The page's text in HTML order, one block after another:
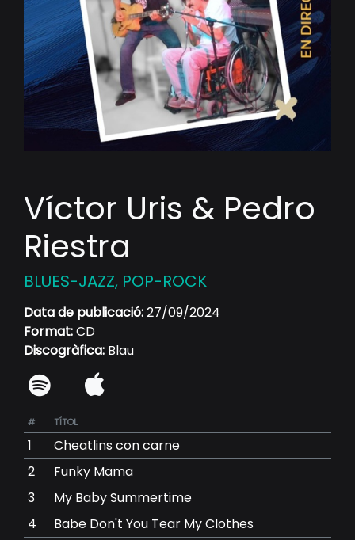
Víctor Uris & Pedro
Riestra
BLUES-JAZZ, POP-ROCK
Data de publicació:27/09/2024
Format:CD
Discogràfica: Blau
# TÍTOL
1
Cheatlins con carne
2
Funky Mama
3
My Baby Summertime
4
Babe Don't You Tear My Clothes